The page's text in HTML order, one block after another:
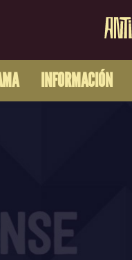
INFORMACIÓN